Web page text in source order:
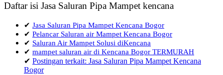
Daftar isi Jasa Saluran Pipa Mampet kencana
✔ Jasa Saluran Pipa Mampet Kencana Bogor
✔ Pelancar Saluran air Mampet Kencana Bogor
✔ Saluran Air Mampet Solusi diKencana
✔ mampet saluran air di Kencana Bogor TERMURAH
✔ Postingan terkait: Jasa Saluran Pipa Mampet Kencana
Bogor